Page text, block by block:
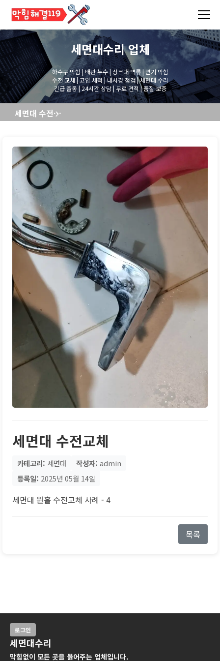
세면대수리업체
하수구 막힘 | 배관 누수 | 싱크대 역류 | 변기 막힘
수전 교체 | 고압 세척 | 내시경 점검 | 세면대 수리
긴급 출동 | 24시간 상담 | 무료 견적 | 품질 보증
세면대 수전교체
세면대 수전교체
카테고리: 세면대 작성자: admin
등록일: 2025년 05월 14일
세면대 원홀 수전교체 사례 - 4
목록
로그인
세면대수리
막힘없이 모든 곳을 뚫어주는 업체입니다.